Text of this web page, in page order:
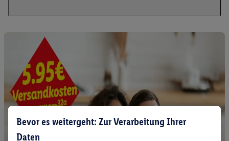
Bevor es weitergeht: Zur Verarbeitung Ihrer
Daten